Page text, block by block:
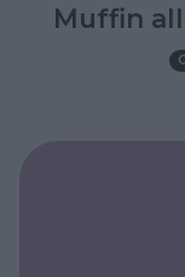
Muffin